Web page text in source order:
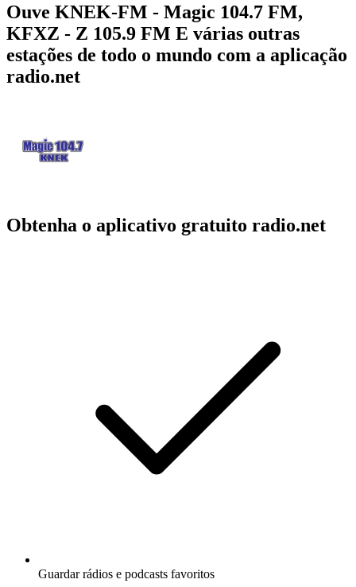
Ouve KNEK-FM - Magic 104.7 FM,
KFXZ - Z 105.9 FM E várias outras
estações de todo o mundo com a aplicação
radio.net
Obtenha o aplicativo gratuito radio.net
Guardar rádios e podcasts favoritos